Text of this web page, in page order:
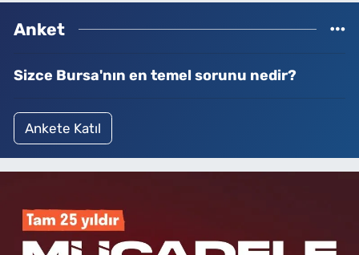
Anket
Sizce Bursa'nın en temel sorunu nedir?
Ankete Katıl